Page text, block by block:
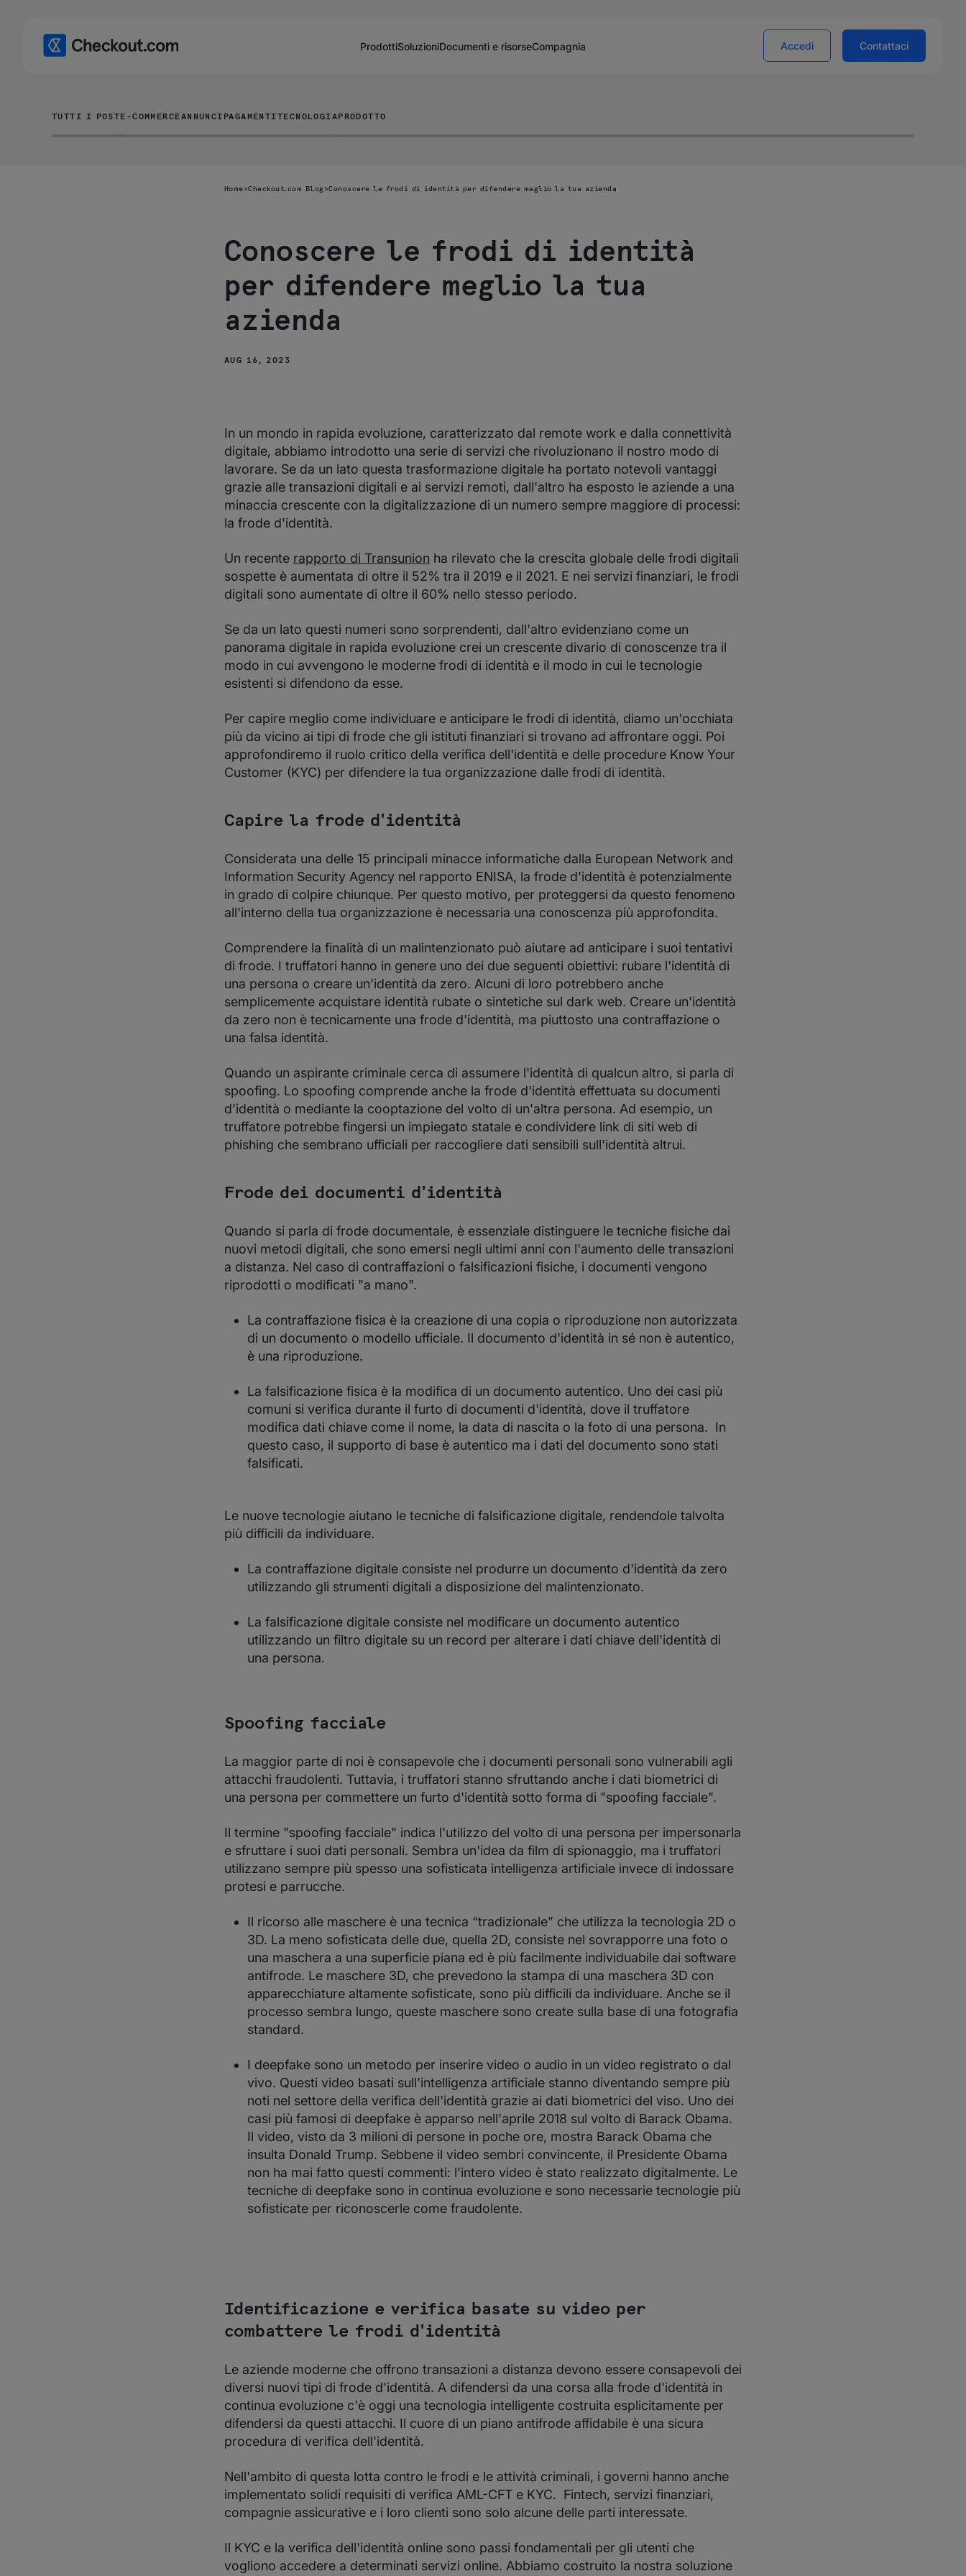
ProdottiSoluzioniDocumenti e risorseCompagnia Accedi Contattaci
TUTTI I POST E-COMMERCEANNUNCI PAGAMENTITECNOLOGIA PRODOTTO
Home >Checkout.com Blog >Conoscere le frodi di identità per difendere meglio la tua azienda
Conoscere le frodi di identità
per difendere meglio la tua
azienda
AUG 16, 2023
In un mondo in rapida evoluzione, caratterizzato dal remote work e dalla connettività
digitale, abbiamo introdotto una serie di servizi che rivoluzionano il nostro modo di
lavorare. Se da un lato questa trasformazione digitale ha portato notevoli vantaggi
grazie alle transazioni digitali e ai servizi remoti, dall'altro ha esposto le aziende a una
minaccia crescente con la digitalizzazione di un numero sempre maggiore di processi:
la frode d'identità.
Un recente rapporto di Transunion ha rilevato che la crescita globale delle frodi digitali
sospette è aumentata di oltre il 52% tra il 2019 e il 2021. E nei servizi finanziari, le frodi
digitali sono aumentate di oltre il 60% nello stesso periodo.
Se da un lato questi numeri sono sorprendenti, dall'altro evidenziano come un
panorama digitale in rapida evoluzione crei un crescente divario di conoscenze tra il
modo in cui avvengono le moderne frodi di identità e il modo in cui le tecnologie
esistenti si difendono da esse.
Per capire meglio come individuare e anticipare le frodi di identità, diamo un'occhiata
più da vicino ai tipi di frode che gli istituti finanziari si trovano ad affrontare oggi. Poi
approfondiremo il ruolo critico della verifica dell'identità e delle procedure Know Your
Customer (KYC) per difendere la tua organizzazione dalle frodi di identità.
Capire la frode d'identità
Considerata una delle 15 principali minacce informatiche dalla European Network and
Information Security Agency nel rapporto ENISA, la frode d'identità è potenzialmente
in grado di colpire chiunque. Per questo motivo, per proteggersi da questo fenomeno
all'interno della tua organizzazione è necessaria una conoscenza più approfondita.
Comprendere la finalità di un malintenzionato può aiutare ad anticipare i suoi tentativi
di frode. I truffatori hanno in genere uno dei due seguenti obiettivi: rubare l'identità di
una persona o creare un'identità da zero. Alcuni di loro potrebbero anche
semplicemente acquistare identità rubate o sintetiche sul dark web. Creare un'identità
da zero non è tecnicamente una frode d'identità, ma piuttosto una contraffazione o
una falsa identità.
Quando un aspirante criminale cerca di assumere l'identità di qualcun altro, si parla di
spoofing. Lo spoofing comprende anche la frode d'identità effettuata su documenti
d'identità o mediante la cooptazione del volto di un'altra persona. Ad esempio, un
truffatore potrebbe fingersi un impiegato statale e condividere link di siti web di
phishing che sembrano ufficiali per raccogliere dati sensibili sull'identità altrui.
Frode dei documenti d'identità
Quando si parla di frode documentale, è essenziale distinguere le tecniche fisiche dai
nuovi metodi digitali, che sono emersi negli ultimi anni con l'aumento delle transazioni
a distanza. Nel caso di contraffazioni o falsificazioni fisiche, i documenti vengono
riprodotti o modificati "a mano".
La contraffazione fisica è la creazione di una copia o riproduzione non autorizzata
di un documento o modello ufficiale. Il documento d'identità in sé non è autentico,
è una riproduzione.
La falsificazione fisica è la modifica di un documento autentico. Uno dei casi più
comuni si verifica durante il furto di documenti d'identità, dove il truffatore
modifica dati chiave come il nome, la data di nascita o la foto di una persona. In
questo caso, il supporto di base è autentico ma i dati del documento sono stati
falsificati.
Le nuove tecnologie aiutano le tecniche di falsificazione digitale, rendendole talvolta
più difficili da individuare.
La contraffazione digitale consiste nel produrre un documento d'identità da zero
utilizzando gli strumenti digitali a disposizione del malintenzionato.
La falsificazione digitale consiste nel modificare un documento autentico
utilizzando un filtro digitale su un record per alterare i dati chiave dell'identità di
una persona.
Spoofing facciale
La maggior parte di noi è consapevole che i documenti personali sono vulnerabili agli
attacchi fraudolenti. Tuttavia, i truffatori stanno sfruttando anche i dati biometrici di
una persona per commettere un furto d'identità sotto forma di "spoofing facciale".
Il termine "spoofing facciale" indica l'utilizzo del volto di una persona per impersonarla
e sfruttare i suoi dati personali. Sembra un'idea da film di spionaggio, ma i truffatori
utilizzano sempre più spesso una sofisticata intelligenza artificiale invece di indossare
protesi e parrucche.
Il ricorso alle maschere è una tecnica “tradizionale” che utilizza la tecnologia 2D o
3D. La meno sofisticata delle due, quella 2D, consiste nel sovrapporre una foto o
una maschera a una superficie piana ed è più facilmente individuabile dai software
antifrode. Le maschere 3D, che prevedono la stampa di una maschera 3D con
apparecchiature altamente sofisticate, sono più difficili da individuare. Anche se il
processo sembra lungo, queste maschere sono create sulla base di una fotografia
standard.
I deepfake sono un metodo per inserire video o audio in un video registrato o dal
vivo. Questi video basati sull'intelligenza artificiale stanno diventando sempre più
noti nel settore della verifica dell'identità grazie ai dati biometrici del viso. Uno dei
casi più famosi di deepfake è apparso nell'aprile 2018 sul volto di Barack Obama.
Il video, visto da 3 milioni di persone in poche ore, mostra Barack Obama che
insulta Donald Trump. Sebbene il video sembri convincente, il Presidente Obama
non ha mai fatto questi commenti: l'intero video è stato realizzato digitalmente. Le
tecniche di deepfake sono in continua evoluzione e sono necessarie tecnologie più
sofisticate per riconoscerle come fraudolente.
Identificazione e verifica basate su video per
combattere le frodi d'identità
Le aziende moderne che offrono transazioni a distanza devono essere consapevoli dei
diversi nuovi tipi di frode d'identità. A difendersi da una corsa alla frode d'identità in
continua evoluzione c'è oggi una tecnologia intelligente costruita esplicitamente per
difendersi da questi attacchi. Il cuore di un piano antifrode affidabile è una sicura
procedura di verifica dell'identità.
Nell'ambito di questa lotta contro le frodi e le attività criminali, i governi hanno anche
implementato solidi requisiti di verifica AML-CFT e KYC. Fintech, servizi finanziari,
compagnie assicurative e i loro clienti sono solo alcune delle parti interessate.
Il KYC e la verifica dell'identità online sono passi fondamentali per gli utenti che
vogliono accedere a determinati servizi online. Abbiamo costruito la nostra soluzione